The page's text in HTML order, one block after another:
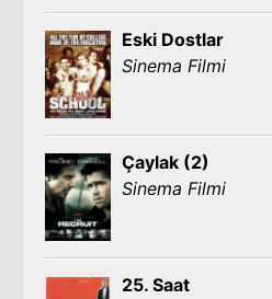
Eski Dostlar
Sinema Filmi
Çaylak (2)
Sinema Filmi
25. Saat